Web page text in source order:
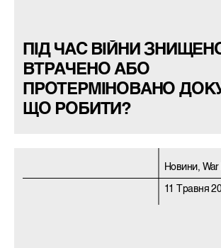
ПІД ЧАС ВІЙНИ
ВТРАЧЕНО АБО
ПРОТЕРМІНОВАНО
ЩО РОБИТИ?
Новини,
11 Травня